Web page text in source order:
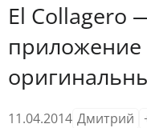
El Collagero
приложение
11.04.2014 Дмитрий